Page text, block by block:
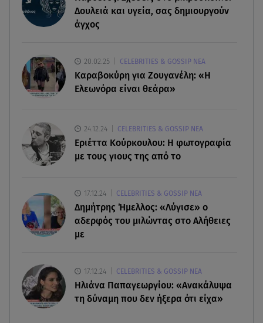
αριθμοί για τα 32.000.000 ευρώ
Αιγαίο
07.08.26 , 21:00
07.08.26 , 20:47
Χανιά: Νεκρή βρέθηκε αγνοούμενη - Ξέφυγε από
Δουλειά και υγεία, σας δημιουργούν
άγχος
20.02.25 CELEBRITIES & GOSSIP ΝΕΑ
Καραβοκύρη για Ζουγανέλη: «Η
Ελεωνόρα είναι θεάρα»
24.12.24 CELEBRITIES & GOSSIP ΝΕΑ
Εριέττα Κούρκουλου: Η φωτογραφία
με τους γιους της από το
17.12.24 CELEBRITIES & GOSSIP ΝΕΑ
Δημήτρης Ήμελλος: «Λύγισε» ο
αδερφός του μιλώντας στο Αλήθειες
με
17.12.24 CELEBRITIES & GOSSIP ΝΕΑ
Ηλιάνα Παπαγεωργίου: «Ανακάλυψα
τη δύναμη που δεν ήξερα ότι είχα»